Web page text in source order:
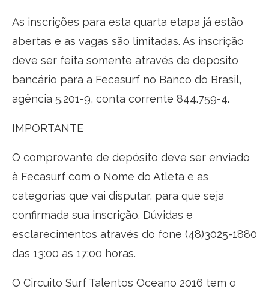
As inscrições para esta quarta etapa já estão
abertas e as vagas são limitadas. As inscrição
deve ser feita somente através de deposito
bancário para a Fecasurf no Banco do Brasil,
agência 5.201-9, conta corrente 844.759-4.
IMPORTANTE
O comprovante de depósito deve ser enviado
à Fecasurf com o Nome do Atleta e as
categorias que vai disputar, para que seja
confirmada sua inscrição. Dúvidas e
esclarecimentos através do fone (48)3025-1880
das 13:00 as 17:00 horas.
O Circuito Surf Talentos Oceano 2016 tem o